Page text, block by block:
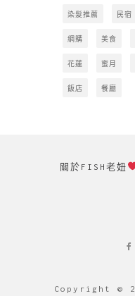
染髮推薦 民宿
網購 美食
花蓮 蜜月
飯店 餐廳
關於FISH老妞
Copyright ©